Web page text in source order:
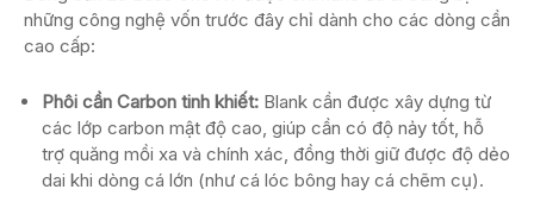
những công nghệ vốn trước đây chỉ dành cho các dòng cần
cao cấp:
Phôi cần Carbon tinh khiết: Blank cần được xây dựng từ
các lớp carbon mật độ cao, giúp cần có độ nảy tốt, hỗ
trợ quăng mồi xa và chính xác, đồng thời giữ được độ dẻo
dai khi dòng cá lớn (như cá lóc bông hay cá chẽm cụ).